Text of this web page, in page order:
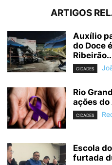
ARTIGOS
Auxílio
do Doce
CIDADES
Rio
ações
CIDADES
Escola
furtada